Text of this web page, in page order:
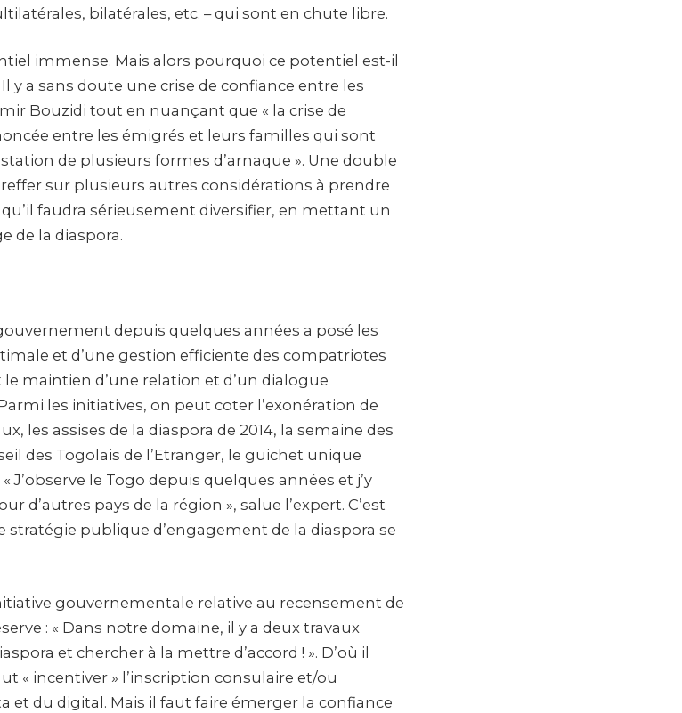
bilatérales, etc. – qui sont en chute libre.
immense. Mais alors pourquoi ce potentiel est-il
y a sans doute une crise de confiance entre les
Bouzidi tout en nuançant que « la crise de
entre les émigrés et leurs familles qui sont
de plusieurs formes d’arnaque ». Une double
sur plusieurs autres considérations à prendre
faudra sérieusement diversifier, en mettant un
de la diaspora.
depuis quelques années a posé les
et d’une gestion efficiente des compatriotes
maintien d’une relation et d’un dialogue
les initiatives, on peut coter l’exonération de
les assises de la diaspora de 2014, la semaine des
des Togolais de l’Etranger, le guichet unique
J’observe le Togo depuis quelques années et j’y
d’autres pays de la région », salue l’expert. C’est
stratégie publique d’engagement de la diaspora se
gouvernementale relative au recensement de
: « Dans notre domaine, il y a deux travaux
et chercher à la mettre d’accord ! ». D’où il
« incentiver » l’inscription consulaire et/ou
et du digital. Mais il faut faire émerger la confiance